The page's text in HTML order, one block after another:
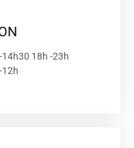
14h30 18h -23h
12h